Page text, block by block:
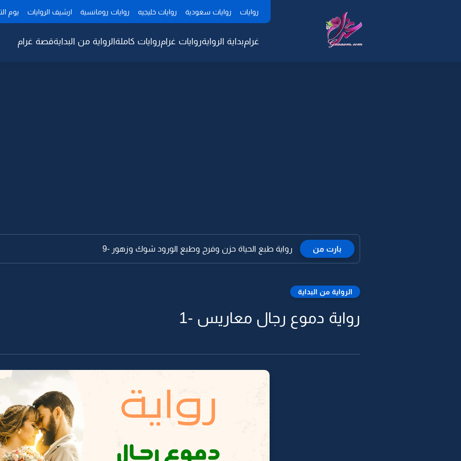
روايات روايات سعودية روايات خليجيه روايات رومانسية ارشيف الروايات يوم
غرامبداية الروايةروايات غرامروايات كاملةالرواية من البدايةقصة غرام
بارت من رواية طبع الحياة حزن وفرح وطبع الورود شوك وزهور -9
الرواية من البداية
رواية دموع رجال معاريس -1